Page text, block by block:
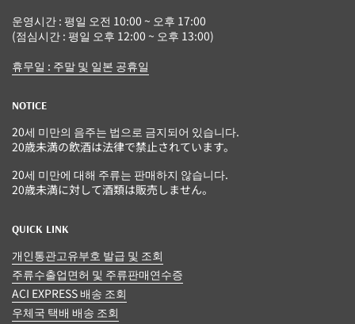
운영시간 : 평일 오전 10:00 ~ 오후 17:00
(점심시간 : 평일 오후 12:00 ~ 오후 13:00)
휴무일 : 주말 및 일본 공휴일
NOTICE
20세 미만의 음주는 법으로 금지되어 있습니다.
20歳未満の飲酒は法律で禁止されています。
20세 미만에 대해 주류는 판매하지 않습니다.
20歳未満に対して酒類は販売しません。
QUICK LINK
개인통관고유부호 발급 및 조회
주류수출업면허 및 주류판매연수증
ACI EXPRESS 배송 조회
우체국 택배 배송 조회